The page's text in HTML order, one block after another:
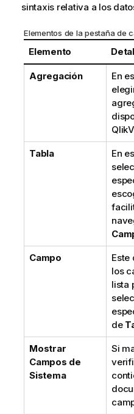
sintaxis relativa a los
Elementos de la pestaña de
Elemento
Agregación
En
Tabla
En
Campo
Este
los
lista
de
Mostrar
Campos de
Sistema
Si